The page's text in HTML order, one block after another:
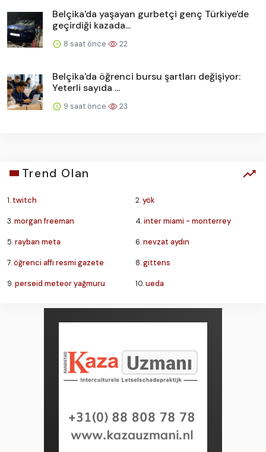
Belçika'da yaşayan gurbetçi genç Türkiye'de
geçirdiği kazada...
8 saat önce 22
Belçika'da öğrenci bursu şartları değişiyor:
Yeterli sayıda ...
9 saat önce 23
Trend Olan
1. twitch 2.yök
3.morgan freeman 4.inter miami - monterrey
5.rayban meta 6.nevzat aydın
7.öğrenci affı resmi gazete 8.gittens
9.perseid meteor yağmuru 10.ueda